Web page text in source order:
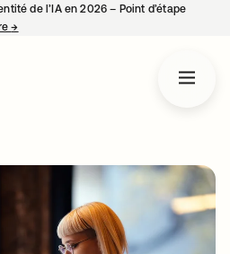
de l’IA en 2026 – Point d’étape
→